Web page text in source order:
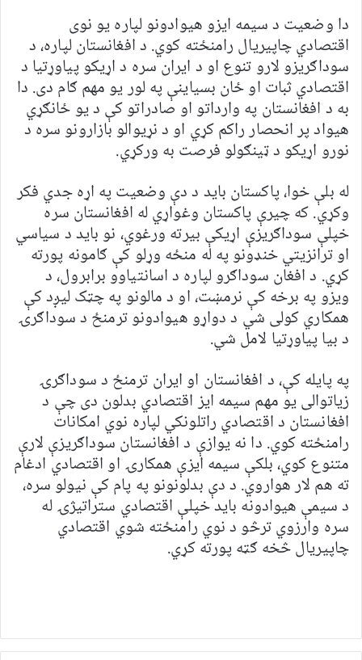
دا وضعیت د سیمه ایزو هیوادونو لپاره یو نوی
اقتصادي چاپیریال رامنځته کوي. د افغانستان لپاره، د
سوداګریزو لارو تنوع او د ایران سره د اړیکو پیاوړتیا د
اقتصادي ثبات او ځان بسیاینې په لور یو مهم ګام دی. دا
به د افغانستان په وارداتو او صادراتو کې د یو ځانګړي
هیواد پر انحصار راکم کړي او د نړیوالو بازارونو سره د
نورو اړیکو د ټینګولو فرصت به ورکړي.
له بلې خوا، پاکستان باید د دې وضعیت په اړه جدي فکر
وکړي. که چیرې پاکستان وغواړي له افغانستان سره
خپلې سوداګریزې اړیکې بیرته ورغوي، نو باید د سیاسي
او ترانزیتي خنډونو په له منځه وړلو کې ګامونه پورته
کړي. د افغان سوداګرو لپاره د اسانتیاوو برابرول، د
ویزو په برخه کې نرمښت، او د مالونو په چټک لیږد کې
همکاري کولی شي د دواړو هیوادونو ترمنځ د سوداګرۍ
د بیا پیاوړتیا لامل شي.
په پایله کې، د افغانستان او ایران ترمنځ د سوداګرۍ
زیاتوالی یو مهم سیمه ایز اقتصادي بدلون دی چې د
افغانستان د اقتصادي راتلونکي لپاره نوي امکانات
رامنځته کوي. دا نه یوازې د افغانستان سوداګریزې لارې
متنوع کوي، بلکې سیمه ایزې همکارۍ او اقتصادي ادغام
ته هم لار هواروي. د دې بدلونونو په پام کې نیولو سره،
د سیمې هیوادونه باید خپلې اقتصادي ستراتیژۍ له
سره وارزوي ترڅو د نوي رامنځته شوي اقتصادي
چاپیریال څخه ګټه پورته کړي.